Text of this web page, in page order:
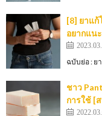
[8] ยาแก้
อยากแน
ฉบับย่อ : ย
ชาว
การใช้ [